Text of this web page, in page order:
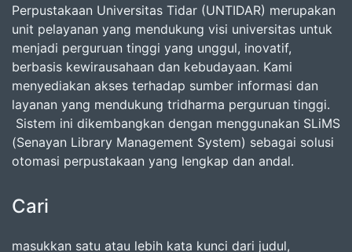
Perpustakaan Universitas Tidar (UNTIDAR) merupakan
unit pelayanan yang mendukung visi universitas untuk
menjadi perguruan tinggi yang unggul, inovatif,
berbasis kewirausahaan dan kebudayaan. Kami
menyediakan akses terhadap sumber informasi dan
layanan yang mendukung tridharma perguruan tinggi.
Sistem ini dikembangkan dengan menggunakan SLiMS
(Senayan Library Management System) sebagai solusi
otomasi perpustakaan yang lengkap dan andal.
Cari
masukkan satu atau lebih kata kunci dari judul,